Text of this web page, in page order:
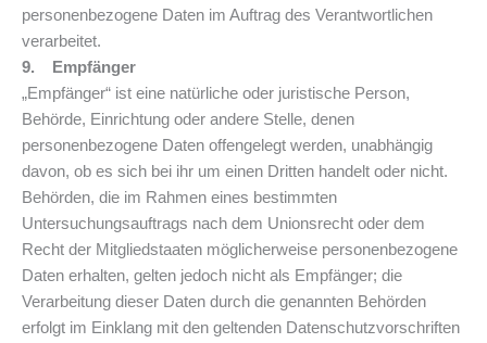
personenbezogene Daten im Auftrag des Verantwortlichen
verarbeitet.
9. Empfänger
„Empfänger“ ist eine natürliche oder juristische Person,
Behörde, Einrichtung oder andere Stelle, denen
personenbezogene Daten offengelegt werden, unabhängig
davon, ob es sich bei ihr um einen Dritten handelt oder nicht.
Behörden, die im Rahmen eines bestimmten
Untersuchungsauftrags nach dem Unionsrecht oder dem
Recht der Mitgliedstaaten möglicherweise personenbezogene
Daten erhalten, gelten jedoch nicht als Empfänger; die
Verarbeitung dieser Daten durch die genannten Behörden
erfolgt im Einklang mit den geltenden Datenschutzvorschriften